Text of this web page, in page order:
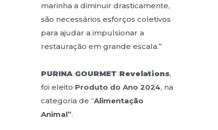
marinha a diminuir drasticamente,
são necessários esforços coletivos
para ajudar a impulsionar a
restauração em grande escala.”
PURINA GOURMET Revelations,
foi eleito Produto do Ano 2024, na
categoria de “Alimentação
Animal”.